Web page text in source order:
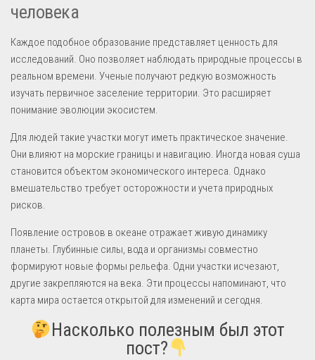
человека
Каждое подобное образование представляет ценность для
исследований. Оно позволяет наблюдать природные процессы в
реальном времени. Ученые получают редкую возможность
изучать первичное заселение территории. Это расширяет
понимание эволюции экосистем.
Для людей такие участки могут иметь практическое значение.
Они влияют на морские границы и навигацию. Иногда новая суша
становится объектом экономического интереса. Однако
вмешательство требует осторожности и учета природных
рисков.
Появление островов в океане отражает живую динамику
планеты. Глубинные силы, вода и организмы совместно
формируют новые формы рельефа. Одни участки исчезают,
другие закрепляются на века. Эти процессы напоминают, что
карта мира остается открытой для изменений и сегодня.
Насколько полезным был этот
пост?